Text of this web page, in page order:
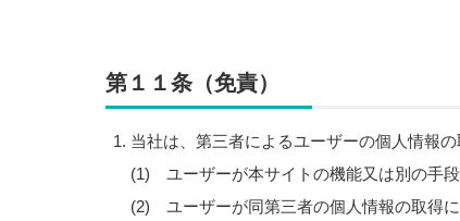
第１１条（免責）
当社は、第三者によるユーザーの個人情報
(1) ユーザーが本サイトの機能又は別の手
(2) ユーザーが同第三者の個人情報の取得に